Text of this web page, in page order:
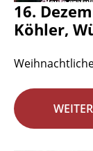
16.
Köhler,